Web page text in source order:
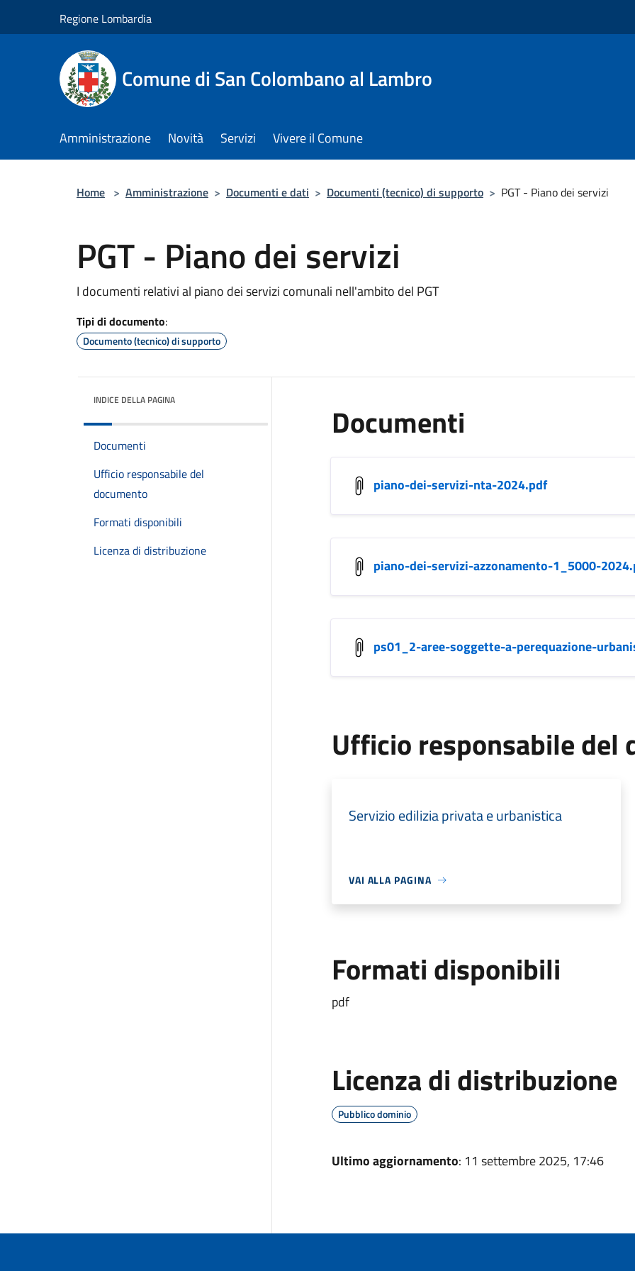
Regione Lombardia
Comune di San Colombano al Lambro
Amministrazione Novità Servizi Vivere il Comune
Home > Amministrazione > Documenti e dati > Documenti (tecnico) di supporto > PGT - Piano dei servizi
PGT - Piano dei servizi
I documenti relativi al piano dei servizi comunali nell'ambito del PGT
Tipi di documento:
Documento (tecnico) di supporto
INDICE DELLA PAGINA
Documenti
Ufficio responsabile del
documento
Formati disponibili
Licenza di distribuzione
Documenti
piano-dei-servizi-nta-2024.pdf
piano-dei-servizi-azzonamento-1_5000-
ps01_2-aree-soggette-a-perequazione-
Ufficio responsabile del
Servizio edilizia privata e urbanistica
VAI ALLA PAGINA
Formati disponibili
pdf
Licenza di distribuzione
Pubblico dominio
Ultimo aggiornamento: 11 settembre 2025, 17:46